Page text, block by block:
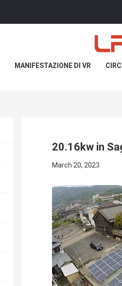
MANIFESTAZIONE DI VR
20.16kw in
March 20, 2023